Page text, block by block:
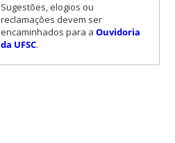
Sugestões, elogios ou
reclamações devem ser
encaminhados para a Ouvidoria
da UFSC.